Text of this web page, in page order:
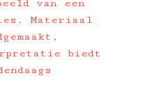
van een
Materiaal
biedt